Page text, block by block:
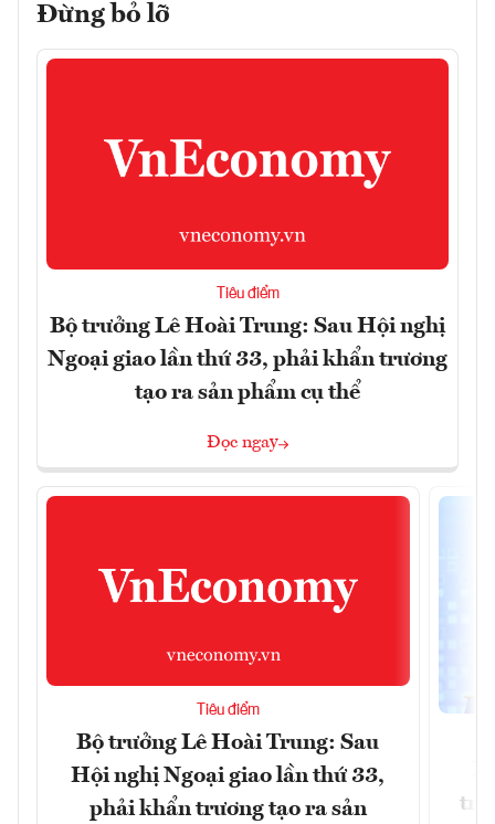
Đừng bỏ lỡ
Tiêu điểm
Bộ trưởng Lê Hoài Trung: Sau Hội nghị
Ngoại giao lần thứ 33, phải khẩn trương
tạo ra sản phẩm cụ thể
Đọc ngay
Tiêu điểm
Bộ trưởng Lê Hoài Trung: Sau
Hội nghị Ngoại giao lần thứ 33,
phải khẩn trương tạo ra sản